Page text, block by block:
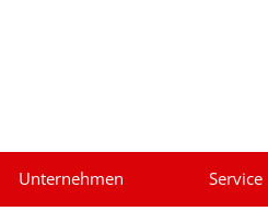
Unternehmen Service